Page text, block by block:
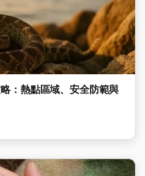
：熱點區域、安全防範與